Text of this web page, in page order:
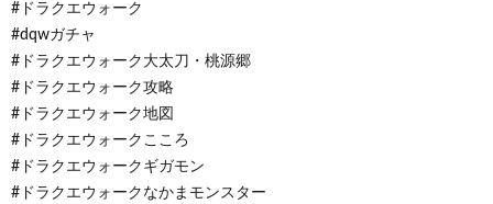
#ドラクエウォーク
#dqwガチャ
#ドラクエウォーク大太刀・桃源郷
#ドラクエウォーク攻略
#ドラクエウォーク地図
#ドラクエウォークこころ
#ドラクエウォークギガモン
#ドラクエウォークなかまモンスター